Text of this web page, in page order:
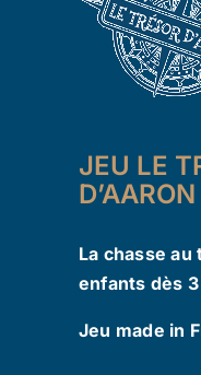
JEU LE
D’AARON
La chasse
enfants dès 3
Jeu made in